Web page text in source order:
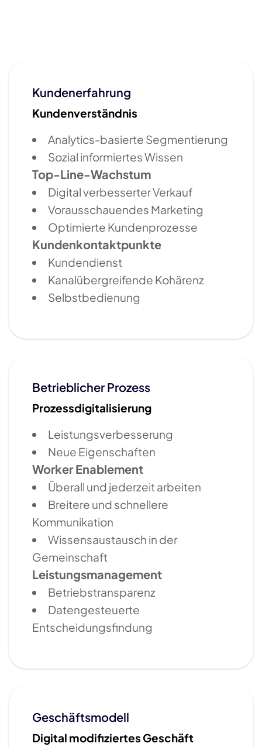
Kundenerfahrung
Kundenverständnis
Analytics-basierte Segmentierung
Sozial informiertes Wissen
Top-Line-Wachstum
Digital verbesserter Verkauf
Vorausschauendes Marketing
Optimierte Kundenprozesse
Kundenkontaktpunkte
Kundendienst
Kanalübergreifende Kohärenz
Selbstbedienung
Betrieblicher Prozess
Prozessdigitalisierung
Leistungsverbesserung
Neue Eigenschaften
Worker Enablement
Überall und jederzeit arbeiten
Breitere und schnellere
Kommunikation
Wissensaustausch in der
Gemeinschaft
Leistungsmanagement
Betriebstransparenz
Datengesteuerte
Entscheidungsfindung
Geschäftsmodell
Digital modifiziertes Geschäft